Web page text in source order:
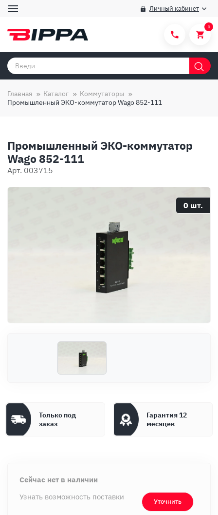
Личный кабинет
Категории товаров
Способы покупки
Вопросы и ответы
О компании
0
Главная Каталог
Коммутаторы
Промышленный ЭКО-коммутатор Wago 852-111
Промышленный ЭКО-коммутатор
Wago 852-111
Арт. 003715
0 шт.
Только под
заказ
Гарантия 12
месяцев
Сейчас нет в наличии
Узнать возможность поставки
Уточнить